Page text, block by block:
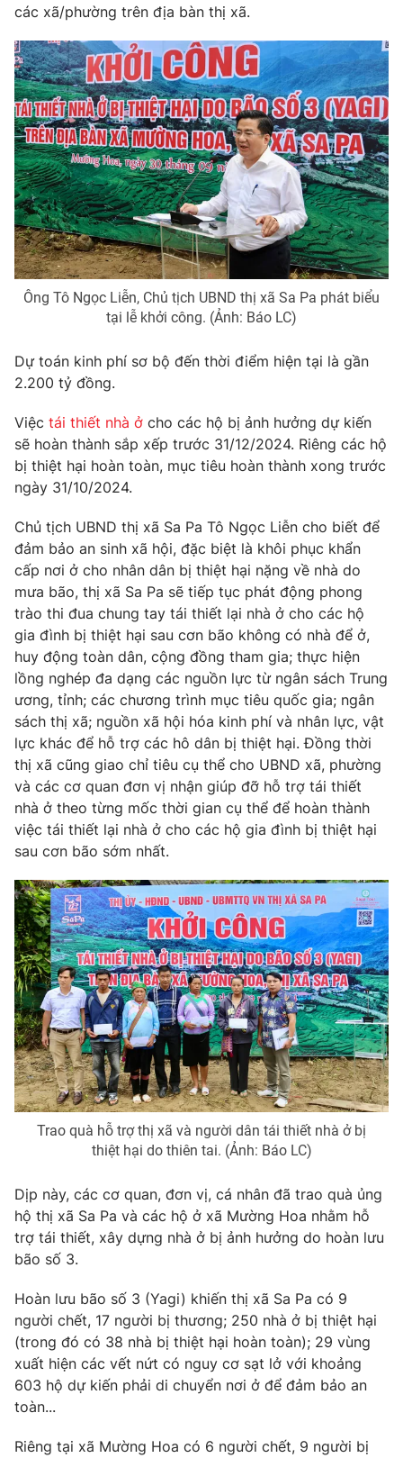
Chất lượng cuộc sống
Tuyển sinh
Học trực tuyến
Công nghệ
Hitech Công nghệ tương lai
Sản phẩm
Thị trường
Tư vấn
Giao lưu trực tuyến
Lịch phát sóng
Chuyên mục khác
Emagazine Podcast
Photo Infographic
Shorts video
VTV Money
VTV Sức khoẻ Bất động sản
Thị trường 24h
VTV4 Vươn mình bằng AI
VTV9 VTV8
Liên hệ tòa soạn English
THỜI BÁO VTV
Theo dõi báo trên
Cơ quan chủ quản:Đài Truyền hình Việt Nam
Cơ quan báo chí:Thời báo VTV
Giấy phép hoạt động báo in và báo điện tử số 483/GP-BTTTT
cấp ngày 29/12/2023
Tổng Biên tập:Vũ Thanh Thủy
Phó Tổng Biên tập:Nguyễn Thị Mỹ Hạnh, Phạm Quốc Thắng,
Nguyễn Trọng Ninh
Tổng đài VTV:024.38 355 931 - 024.38 355 932
Ðiện thoại Thời báo VTV: 024.66 897 897
Email:toasoan@vtv.vn
Liên hệ quảng cáo:024-7300.7108
® Cấm sao chép dưới mọi hình thức nếu không có sự chấp
thuận bằng văn bản. Ghi rõ nguồn VTV.vn khi phát hành lại
thông tin từ website này.
các xã/phường trên địa bàn thị xã.
Ông Tô Ngọc Liễn, Chủ tịch UBND thị xã Sa Pa phát biểu
tại lễ khởi công. (Ảnh: Báo LC)
Dự toán kinh phí sơ bộ đến thời điểm hiện tại là gần
2.200 tỷ đồng.
Việc tái thiết nhà ở cho các hộ bị ảnh hưởng dự kiến
sẽ hoàn thành sắp xếp trước 31/12/2024. Riêng các hộ
bị thiệt hại hoàn toàn, mục tiêu hoàn thành xong trước
ngày 31/10/2024.
Chủ tịch UBND thị xã Sa Pa Tô Ngọc Liễn cho biết để
đảm bảo an sinh xã hội, đặc biệt là khôi phục khẩn
cấp nơi ở cho nhân dân bị thiệt hại nặng về nhà do
mưa bão, thị xã Sa Pa sẽ tiếp tục phát động phong
trào thi đua chung tay tái thiết lại nhà ở cho các hộ
gia đình bị thiệt hại sau cơn bão không có nhà để ở,
huy động toàn dân, cộng đồng tham gia; thực hiện
lồng nghép đa dạng các nguồn lực từ ngân sách Trung
ương, tỉnh; các chương trình mục tiêu quốc gia; ngân
sách thị xã; nguồn xã hội hóa kinh phí và nhân lực, vật
lực khác để hỗ trợ các hô dân bị thiệt hại. Đồng thời
thị xã cũng giao chỉ tiêu cụ thể cho UBND xã, phường
và các cơ quan đơn vị nhận giúp đỡ hỗ trợ tái thiết
nhà ở theo từng mốc thời gian cụ thể để hoàn thành
việc tái thiết lại nhà ở cho các hộ gia đình bị thiệt hại
sau cơn bão sớm nhất.
Trao quà hỗ trợ thị xã và người dân tái thiết nhà ở bị
thiệt hại do thiên tai. (Ảnh: Báo LC)
Dịp này, các cơ quan, đơn vị, cá nhân đã trao quà ủng
hộ thị xã Sa Pa và các hộ ở xã Mường Hoa nhằm hỗ
trợ tái thiết, xây dựng nhà ở bị ảnh hưởng do hoàn lưu
bão số 3.
Hoàn lưu bão số 3 (Yagi) khiến thị xã Sa Pa có 9
người chết, 17 người bị thương; 250 nhà ở bị thiệt hại
(trong đó có 38 nhà bị thiệt hại hoàn toàn); 29 vùng
xuất hiện các vết nứt có nguy cơ sạt lở với khoảng
603 hộ dự kiến phải di chuyển nơi ở để đảm bảo an
toàn...
Riêng tại xã Mường Hoa có 6 người chết, 9 người bị